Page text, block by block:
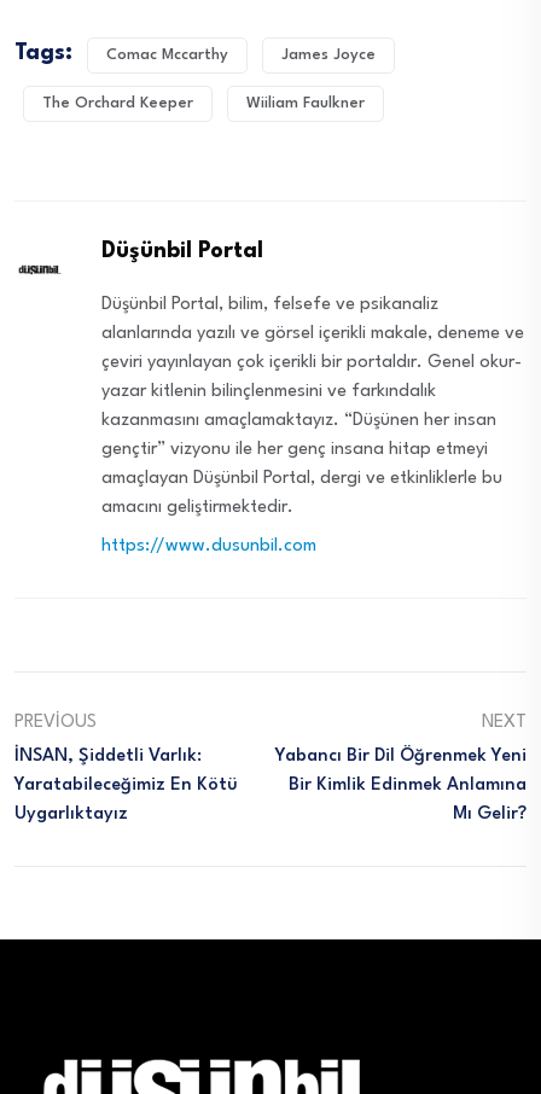
Tags: Comac Mccarthy James Joyce
The Orchard Keeper Wiiliam Faulkner
Düşünbil Portal
Düşünbil Portal, bilim, felsefe ve psikanaliz
alanlarında yazılı ve görsel içerikli makale, deneme ve
çeviri yayınlayan çok içerikli bir portaldır. Genel okur-
yazar kitlenin bilinçlenmesini ve farkındalık
kazanmasını amaçlamaktayız. “Düşünen her insan
gençtir” vizyonu ile her genç insana hitap etmeyi
amaçlayan Düşünbil Portal, dergi ve etkinliklerle bu
amacını geliştirmektedir.
https://www.dusunbil.com
PREVIOUS
İNSAN, Şiddetli Varlık:
Yaratabileceğimiz En Kötü
Uygarlıktayız
NEXT
Yabancı Bir Dil Öğrenmek Yeni
Bir Kimlik Edinmek Anlamına
Mı Gelir?